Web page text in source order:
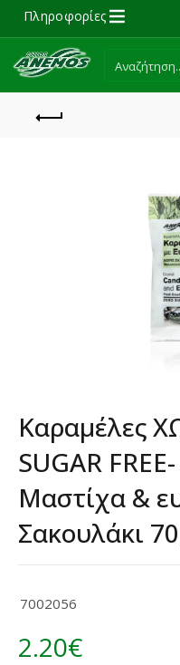
Πληροφορίες
Καραμέλες
SUGAR
Μαστίχα &
Σακουλάκι
7002056
2.20€